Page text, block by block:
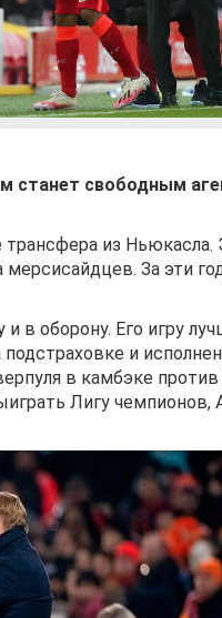
станет свободным
из
мерсисайдцев. За эти
в оборону. Его игру
подстраховке и
в камбэке
Лигу чемпионов,